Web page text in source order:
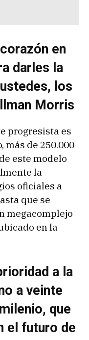
en
darles la
los
Morris
progresista es
más de 250.000
este modelo
la
oficiales a
que se
megacomplejo
en la
a la
a veinte
que
el futuro de